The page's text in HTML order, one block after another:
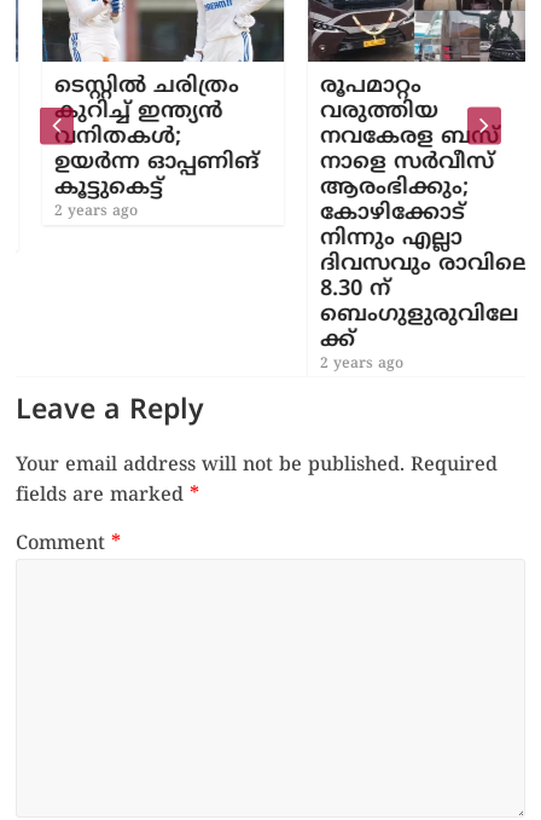
ടെസ്റ്റിൽ ചരിത്രം
കുറിച്ച് ഇന്ത്യൻ
വനിതകൾ;
ഉയർന്ന ഓപ്പണിങ്
കൂട്ടുകെട്ട്
2 years ago
രൂപമാറ്റം
വരുത്തിയ
നവകേരള ബസ്
നാളെ സര്‍വീസ്
ആരംഭിക്കും;
കോഴിക്കോട്
നിന്നും എല്ലാ
ദിവസവും രാവിലെ
8.30 ന്
ബെംഗുളുരുവിലേ
ക്ക്
2 years ago
Leave a Reply
Your email address will not be published. Required
fields are marked*
Comment*